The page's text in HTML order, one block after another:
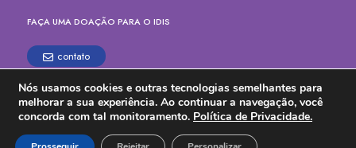
FAÇA UMA DOAÇÃO PARA O IDIS
contato
Rua Paes Leme, 524, cj.165
Pinheiros, São Paulo - SP
CEP: 05424-904
Tel. (11) 3914-6700
Nós usamos cookies e outras tecnologias semelhantes para
melhorar a sua experiência. Ao continuar a navegação, você
concorda com tal monitoramento. Política de Privacidade.